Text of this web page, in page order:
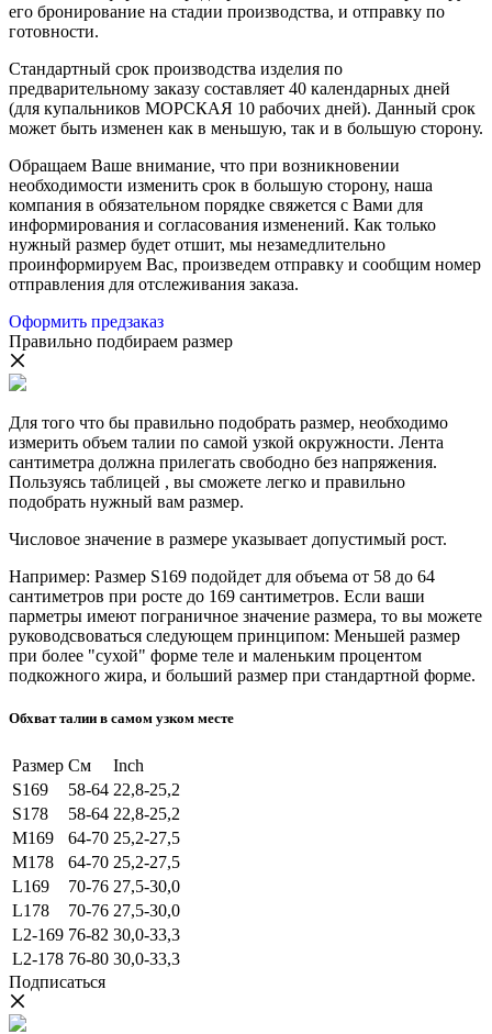
его бронирование на стадии производства, и отправку по
готовности.
Стандартный срок производства изделия по
предварительному заказу составляет 40 календарных дней
(для купальников МОРСКАЯ 10 рабочих дней). Данный срок
может быть изменен как в меньшую, так и в большую сторону.
Обращаем Ваше внимание, что при возникновении
необходимости изменить срок в большую сторону, наша
компания в обязательном порядке свяжется с Вами для
информирования и согласования изменений. Как только
нужный размер будет отшит, мы незамедлительно
проинформируем Вас, произведем отправку и сообщим номер
отправления для отслеживания заказа.
Оформить предзаказ
Правильно подбираем размер
Для того что бы правильно подобрать размер, необходимо
измерить объем талии по самой узкой окружности. Лента
сантиметра должна прилегать свободно без напряжения.
Пользуясь таблицей , вы сможете легко и правильно
подобрать нужный вам размер.
Числовое значение в размере указывает допустимый рост.
Например: Размер S169 подойдет для объема от 58 до 64
сантиметров при росте до 169 сантиметров. Если ваши
парметры имеют пограничное значение размера, то вы можете
руководсвоваться следующем принципом: Меньшей размер
при более "сухой" форме теле и маленьким процентом
подкожного жира, и больший размер при стандартной форме.
Обхват талии в самом узком месте
Размер См
Inch
S169
58-64 22,8-25,2
S178
58-64 22,8-25,2
M169
64-70 25,2-27,5
M178
64-70 25,2-27,5
L169
70-76 27,5-30,0
L178
70-76 27,5-30,0
L2-169 76-82 30,0-33,3
L2-178 76-80 30,0-33,3
Подписаться